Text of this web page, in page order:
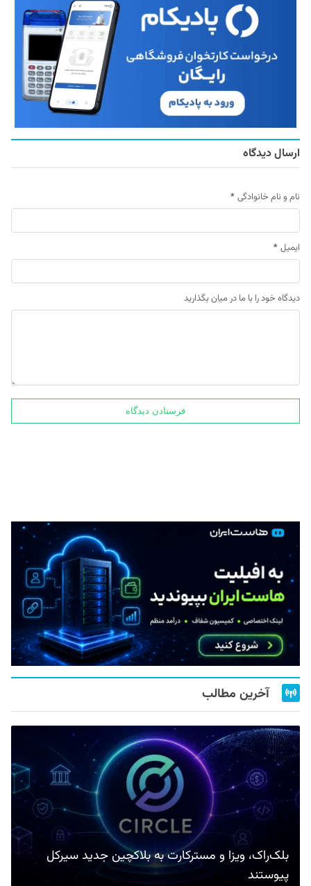
ارسال دیدگاه
نام و نام خانوادگی *
ایمیل *
دیدگاه خود را با ما در میان بگذارید
آخرین مطالب
بلک‌راک، ویزا و مسترکارت به بلاکچین جدید سیرکل
پیوستند